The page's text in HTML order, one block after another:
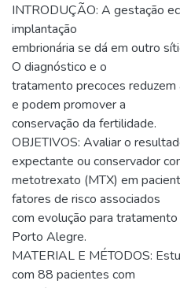
INTRODUÇÃO: A gestação
implantação
embrionária se dá em outro
O diagnóstico e o
tratamento precoces
e podem promover a
conservação da fertilidade.
OBJETIVOS: Avaliar o
expectante ou conservador
metotrexato (MTX) em
fatores de risco associados
com evolução para
Porto Alegre.
MATERIAL E MÉTODOS:
com 88 pacientes com